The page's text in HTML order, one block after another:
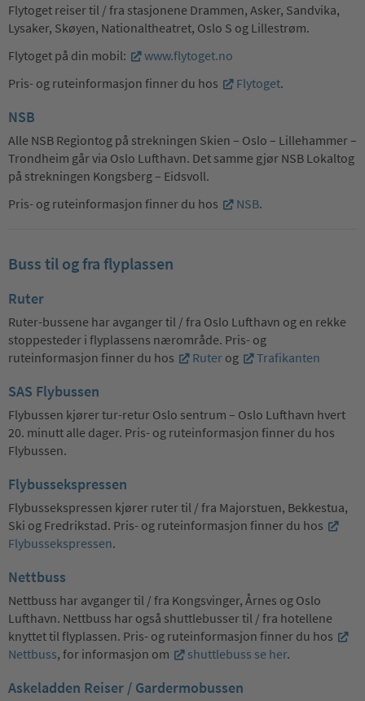
Flytoget reiser til / fra stasjonene Drammen, Asker, Sandvika,
Lysaker, Skøyen, Nationaltheatret, Oslo S og Lillestrøm.
Flytoget på din mobil:
www.flytoget.no
Pris- og ruteinformasjon finner du hos
Flytoget.
NSB
Alle NSB Regiontog på strekningen Skien – Oslo – Lillehammer –
Trondheim går via Oslo Lufthavn. Det samme gjør NSB Lokaltog
på strekningen Kongsberg – Eidsvoll.
Pris- og ruteinformasjon finner du hos
NSB.
Buss til og fra flyplassen
Ruter
Ruter-bussene har avganger til / fra Oslo Lufthavn og en rekke
stoppesteder i flyplassens nærområde. Pris- og
ruteinformasjon finner du hos
Ruter og Trafikanten
SAS Flybussen
Flybussen kjører tur-retur Oslo sentrum – Oslo Lufthavn hvert
20. minutt alle dager. Pris- og ruteinformasjon finner du hos
Flybussen.
Flybussekspressen
Flybussekspressen kjører ruter til / fra Majorstuen, Bekkestua,
Ski og Fredrikstad. Pris- og ruteinformasjon finner du hos
Flybussekspressen.
Nettbuss
Nettbuss har avganger til / fra Kongsvinger, Årnes og Oslo
Lufthavn. Nettbuss har også shuttlebusser til / fra hotellene
knyttet til flyplassen. Pris- og ruteinformasjon finner du hos
Nettbuss, for informasjon om shuttlebuss se her.
Askeladden Reiser / Gardermobussen